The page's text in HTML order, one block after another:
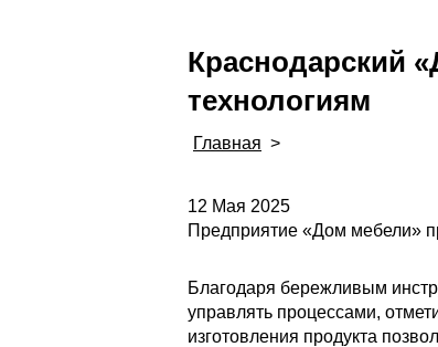
Краснодарский
технологиям
Главная >
12 Мая 2025
Предприятие «Дом мебели»
Благодаря бережливым
управлять процессами,
изготовления продукта